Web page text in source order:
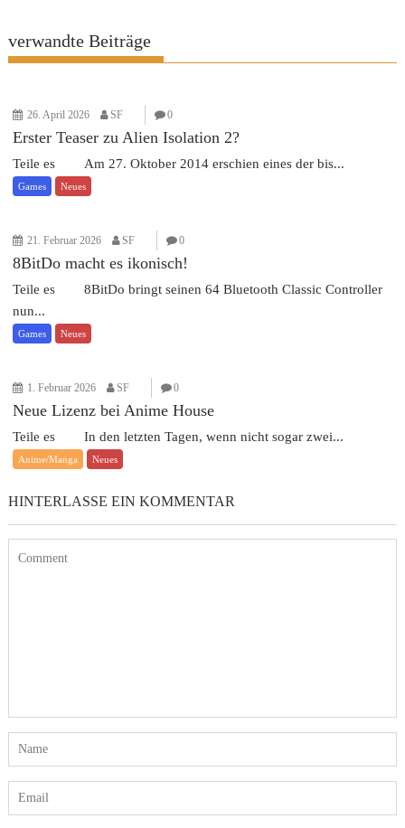
verwandte Beiträge
26. April 2026 SF 0
Erster Teaser zu Alien Isolation 2?
Teile es Am 27. Oktober 2014 erschien eines der bis...
Games Neues
21. Februar 2026 SF 0
8BitDo macht es ikonisch!
Teile es 8BitDo bringt seinen 64 Bluetooth Classic Controller
nun...
Games Neues
1. Februar 2026 SF 0
Neue Lizenz bei Anime House
Teile es In den letzten Tagen, wenn nicht sogar zwei...
Anime/Manga Neues
HINTERLASSE EIN KOMMENTAR